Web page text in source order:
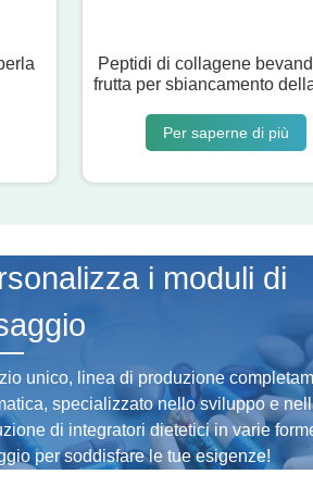
Peptidi di collagene
frutta per sbiancamento
Per saperne di più
i moduli di
unico, linea di produzione
specializzato nello sviluppo e
di integratori dietetici in varie
per soddisfare le tue esigenze!